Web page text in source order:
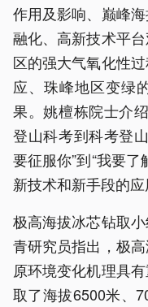
作用及影响、巅峰
融化、高新技术平
区的强大气氧化性
应、珠峰地区变绿
果。姚檀栋院士介
登山科考到科考登
要征服你”到“我要
新技术和新手段的应
极高海拔冰芯钻取
青研究员指出，极
原环境变化机理具
取了海拔6500米、